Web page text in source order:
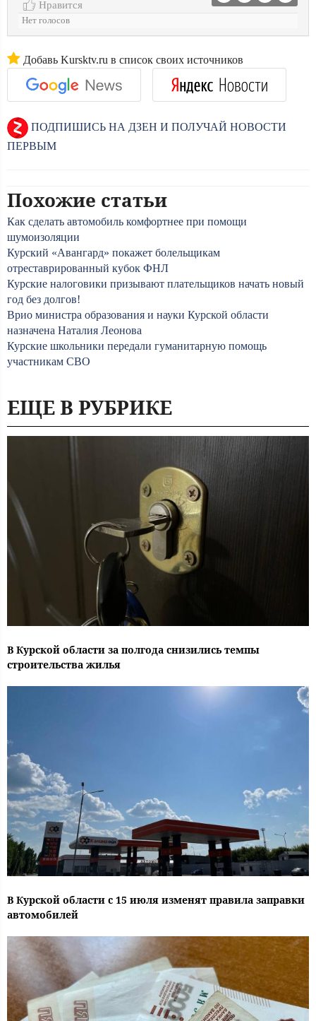
Нравится
Нет голосов
Добавь Kursktv.ru в список своих источников
ПОДПИШИСЬ НА ДЗЕН И ПОЛУЧАЙ НОВОСТИ
ПЕРВЫМ
Похожие статьи
Как сделать автомобиль комфортнее при помощи
шумоизоляции
Курский «Авангард» покажет болельщикам
отреставрированный кубок ФНЛ
Курские налоговики призывают плательщиков начать новый
год без долгов!
Врио министра образования и науки Курской области
назначена Наталия Леонова
Курские школьники передали гуманитарную помощь
участникам СВО
ЕЩЕ В РУБРИКЕ
В Курской области за полгода снизились темпы
строительства жилья
В Курской области с 15 июля изменят правила заправки
автомобилей